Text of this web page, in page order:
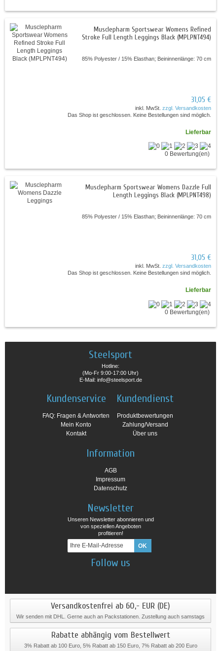
Musclepharm Sportswear Womens Refined
Stroke Full Length Leggings Black (MPLPNT494)
85% Polyester / 15% Elasthan; Beininnenlänge: 70 cm
31,05 €
inkl. MwSt. zzgl. Versandkosten
Das Shop ist geschlossen. Keine Bestellungen sind möglich.
Lieferbar
0 Bewertung(en)
Musclepharm Sportswear Womens Dazzle Full
Length Leggings Black (MPLPNT498)
85% Polyester / 15% Elasthan; Beininnenlänge: 70 cm
31,05 €
inkl. MwSt. zzgl. Versandkosten
Das Shop ist geschlossen. Keine Bestellungen sind möglich.
Lieferbar
0 Bewertung(en)
Steelsport
Hotline:
(Mo-Fr 9:00-17:00 Uhr)
E-Mail: info@steelsport.de
Kundenservice
FAQ: Fragen & Antworten
Mein Konto
Kontakt
Kundendienst
Produktbewertungen
Zahlung/Versand
Über uns
Information
AGB
Impressum
Datenschutz
Newsletter
Unseren Newsletter abonnieren und
von speziellen Angeboten
profitieren!
Follow us
Versandkostenfrei ab 60,- EUR (DE)
Wir senden mit DHL. Gerne auch an Packstationen. Zustellung auch samstags
Rabatte abhängig vom Bestellwert
3% Rabatt ab 100 Euro, 5% Rabatt ab 150 Euro, 7% Rabatt ab 200 Euro